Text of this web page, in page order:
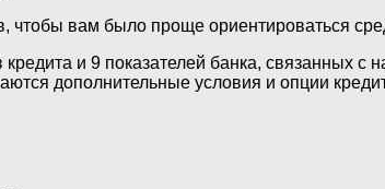
чтобы вам было проще ориентироваться
кредита и 9 показателей банка, связанных
дополнительные условия и опции